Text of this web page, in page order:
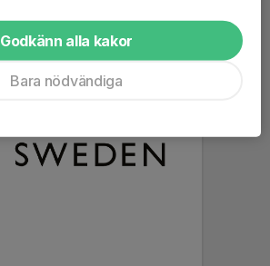
Godkänn alla kakor
Bara nödvändiga